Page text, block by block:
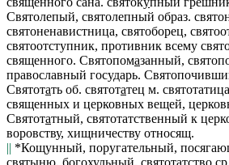
Святолепый, святолепный образ.
святоненавистница, святоборец,
святоотступник, противник всему
священного. Святопомазанный,
православный государь.
Святотать об. святотатец м. святотатица
священных и церковных вещей,
Святотатный, святотатственный к
воровству, хищничеству относящ.
|| *Кощунный, поругательный,